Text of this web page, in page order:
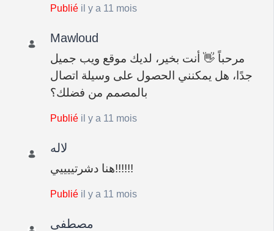
Publié il y a 11 mois
Mawloud
مرحباً 👋 أنت بخير، لديك موقع ويب جميل
جدًا، هل يمكنني الحصول على وسيلة اتصال
بالمصمم من فضلك؟
Publié il y a 11 mois
لاله
هنا دشرتييييي!!!!!!
Publié il y a 11 mois
مصطفى